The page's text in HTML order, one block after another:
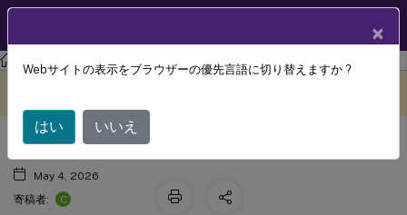
Citrix DaaS
ログサーバーの設定
May 4, 2026
寄稿者:
C
×
Webサイトの表示をブラウザーの優先言語に切り替えますか ?
はい いいえ